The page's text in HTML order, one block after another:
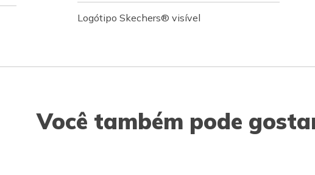
Logótipo Skechers® visível
Você também pode